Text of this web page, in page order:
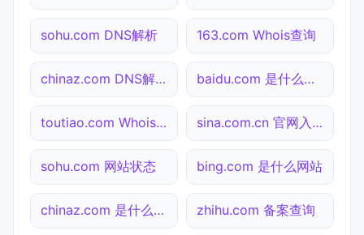
sohu.com DNS解析 163.com Whois查询
chinaz.com DNS解析 baidu.com 是什么网站
toutiao.com Whois查询 sina.com.cn 官网入口
sohu.com 网站状态 bing.com 是什么网站
chinaz.com 是什么网站 zhihu.com 备案查询